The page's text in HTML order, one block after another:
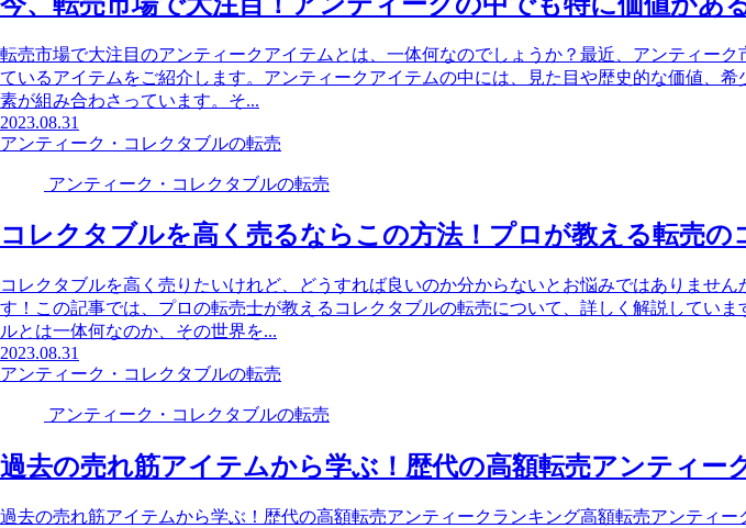
転売市場で大注目のアンティークアイテムとは、一体何なのでしょうか？最近、アンティーク
ているアイテムをご紹介します。アンティークアイテムの中には、見た目や歴史的な価値、希
素が組み合わさっています。そ...
2023.08.31
アンティーク・コレクタブルの転売
アンティーク・コレクタブルの転売
コレクタブルを高く売るならこの方法！プロが教える転売の
コレクタブルを高く売りたいけれど、どうすれば良いのか分からないとお悩みではありません
す！この記事では、プロの転売士が教えるコレクタブルの転売について、詳しく解説していま
ルとは一体何なのか、その世界を...
2023.08.31
アンティーク・コレクタブルの転売
アンティーク・コレクタブルの転売
過去の売れ筋アイテムから学ぶ！歴代の高額転売アンティー
過去の売れ筋アイテムから学ぶ！歴代の高額転売アンティークランキング高額転売アンティー